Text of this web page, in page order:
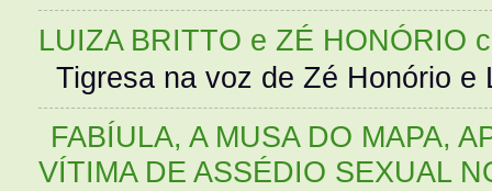
LUIZA BRITTO e ZÉ HONÓRIO
Tigresa na voz de Zé Honório
FABÍULA, A MUSA DO MAPA,
VÍTIMA DE ASSÉDIO SEXUAL